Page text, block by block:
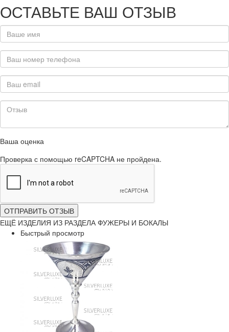
ОСТАВЬТЕ ВАШ ОТЗЫВ
Ваша оценка
Проверка с помощью reCAPTCHA не пройдена.
ОТПРАВИТЬ ОТЗЫВ
ЕЩЁ ИЗДЕЛИЯ ИЗ РАЗДЕЛА ФУЖЕРЫ И БОКАЛЫ
Быстрый просмотр